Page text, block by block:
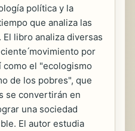
política y la
que analiza las
libro analiza diversas
́movimiento por
como el "ecologismo
de los pobres", que
se convertirán en
una sociedad
El autor estudia